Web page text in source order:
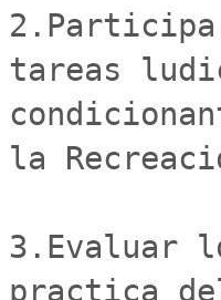
tareas
la
3.Evaluar
practica